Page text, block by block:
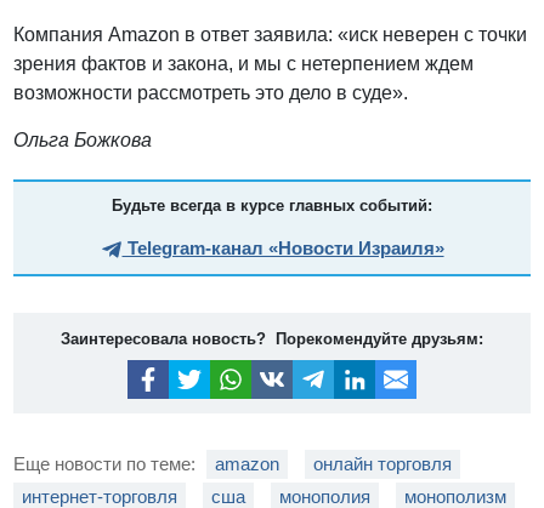
Компания Amazon в ответ заявила: «иск неверен с точки
зрения фактов и закона, и мы с нетерпением ждем
возможности рассмотреть это дело в суде».
Ольга Божкова
Будьте всегда в курсе главных событий:
Telegram-канал «Новости Израиля»
Заинтересовала новость? Порекомендуйте друзьям:
Еще новости по теме: amazon
онлайн торговля
интернет-торговля
сша монополия монополизм